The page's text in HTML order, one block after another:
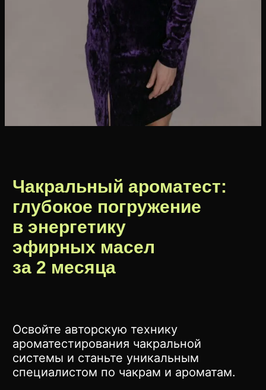
Чакральный ароматест:
глубокое погружение
в энергетику
эфирных масел
за 2 месяца
Освойте авторскую технику
ароматестирования чакральной
системы и станьте уникальным
специалистом по чакрам и ароматам.